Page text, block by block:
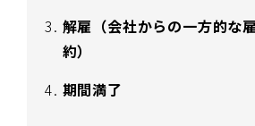
解雇（会社からの一方的な
約）
期間満了